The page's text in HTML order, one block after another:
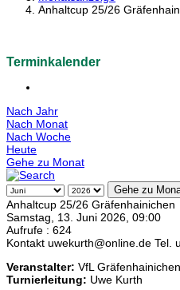
Anhaltcup 25/26
Terminkalender
Nach Jahr
Nach Monat
Nach Woche
Heute
Gehe zu Monat
Gehe zu
Anhaltcup 25/26 Gräfenhainichen
Samstag, 13. Juni 2026, 09:00
Aufrufe : 624
Kontakt uwekurth@online.de Tel.
Veranstalter: VfL
Turnierleitung: Uwe Kurth